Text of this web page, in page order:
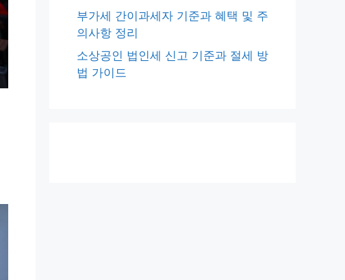
부가세 간이과세자 기준과 혜택 및 주
의사항 정리
소상공인 법인세 신고 기준과 절세 방
법 가이드